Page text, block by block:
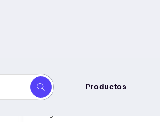
Productos
Soporte
$2,370.56